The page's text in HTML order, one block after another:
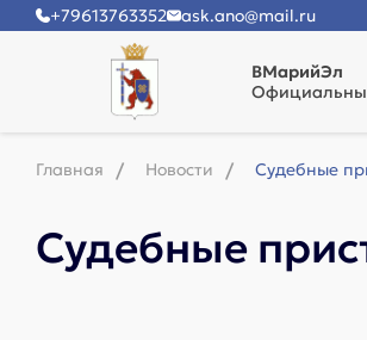
+79613763352 ask.ano@mail.ru
ВМарийЭл
Главная Новости Судебные
Судебные